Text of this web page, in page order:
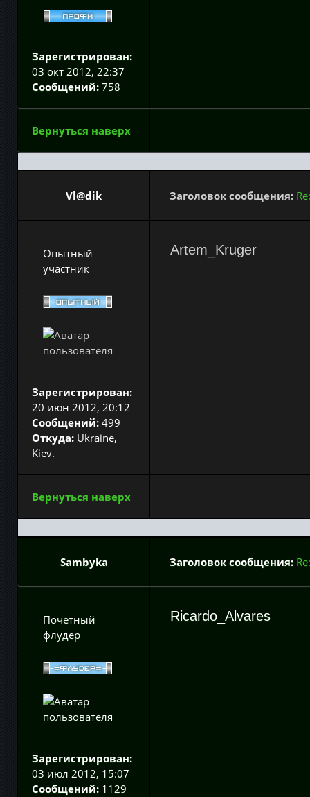
Зарегистрирован:
03 окт 2012, 22:37
Сообщений: 758
Вернуться наверх
Vl@dik Заголовок сообщения:
Опытный
участник
Зарегистрирован:
20 июн 2012, 20:12
Сообщений: 499
Откуда: Ukraine,
Kiev.
Artem_Kruger
Вернуться наверх
Sambyka Заголовок сообщения:
Почётный
флудер
Зарегистрирован:
03 июл 2012, 15:07
Сообщений: 1129
Ricardo_Alvares